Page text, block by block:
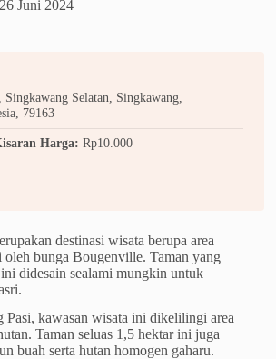
26 Juni 2024
Selatan, Singkawang,
79163
Harga: Rp10.000
destinasi wisata berupa area
oleh bunga Bougenville. Taman yang
didesain sealami mungkin untuk
Pasi, kawasan wisata ini dikelilingi area
Taman seluas 1,5 hektar ini juga
buah serta hutan homogen gaharu.